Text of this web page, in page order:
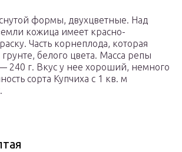
формы, двухцветные. Над
кожица имеет красно-
Часть корнеплода, которая
грунте, белого цвета. Масса репы
— 240 г. Вкус у нее хороший, немного
сорта Купчиха с 1 кв. м